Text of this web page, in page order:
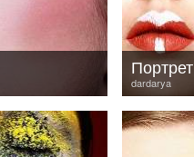
dardarya
Портрет